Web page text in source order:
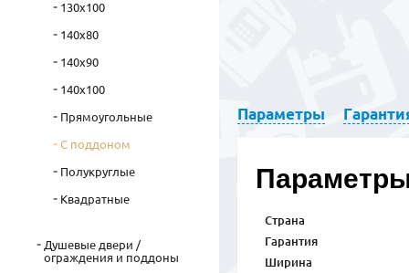
Параметры
Страна
Гарантия
Ширина
130x100
140x80
140x90
140x100
Прямоугольные
С поддоном
Полукруглые
Квадратные
Душевые двери /
ограждения и поддоны